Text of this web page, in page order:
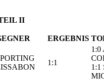
II
ERGEBNIS
1:1
1:0
1:1